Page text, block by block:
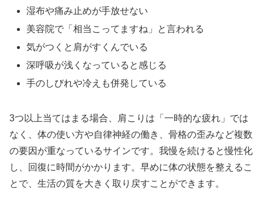
湿布や痛み止めが手放せない
美容院で「相当こってますね」と言われる
気がつくと肩がすくんでいる
深呼吸が浅くなっていると感じる
手のしびれや冷えも併発している
3つ以上当てはまる場合、肩こりは「一時的な疲れ」では
なく、体の使い方や自律神経の働き、骨格の歪みなど複数
の要因が重なっているサインです。我慢を続けると慢性化
し、回復に時間がかかります。早めに体の状態を整えるこ
とで、生活の質を大きく取り戻すことができます。